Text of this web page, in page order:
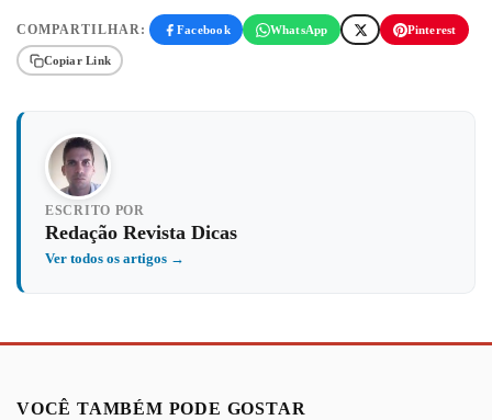
COMPARTILHAR: Facebook WhatsApp Pinterest
Copiar Link
ESCRITO POR
Redação Revista Dicas
Ver todos os artigos →
VOCÊ TAMBÉM PODE GOSTAR